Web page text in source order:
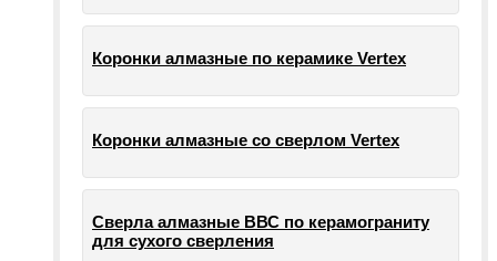
Коронки алмазные по керамике Vertex
Коронки алмазные со сверлом Vertex
Сверла алмазные ВВС по керамограниту
для сухого сверления